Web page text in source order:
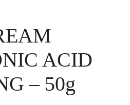
ACID
– 50g